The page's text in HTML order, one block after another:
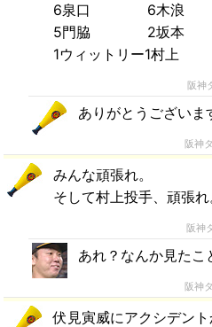
6泉口 6木浪
5門脇 2坂本
1ウィットリー1村上
阪神
ありがとうございま
阪神
みんな頑張れ。
そして村上投手、頑張れ
阪神
あれ？なんか見たこ
阪神
伏見寅威にアクシデン